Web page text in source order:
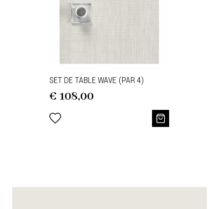
SET DE TABLE WAVE (PAR 4)
€ 108,00